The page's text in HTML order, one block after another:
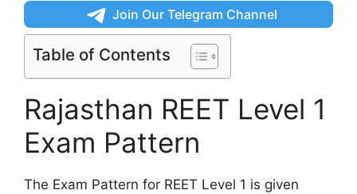
Join Our Telegram Channel
Table of Contents
Rajasthan REET Level 1
Exam Pattern
The Exam Pattern for REET Level 1 is given